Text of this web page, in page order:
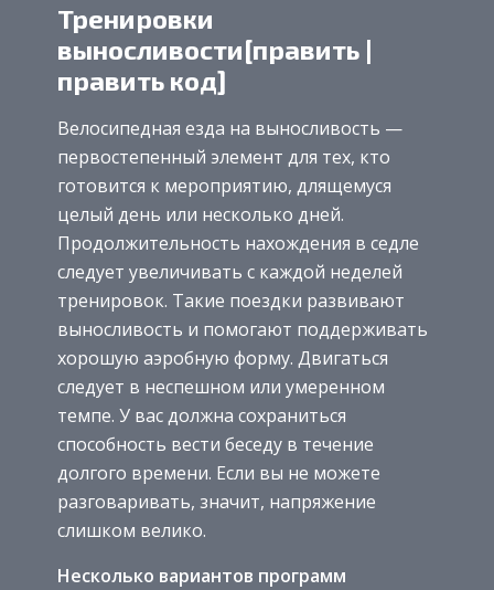
Тренировки
выносливости[править |
править код]
Велосипедная езда на выносливость —
первостепенный элемент для тех, кто
готовится к мероприятию, длящемуся
целый день или несколько дней.
Продолжительность нахождения в седле
следует увеличивать с каждой неделей
тренировок. Такие поездки развивают
выносливость и помогают поддерживать
хорошую аэробную форму. Двигаться
следует в неспешном или умеренном
темпе. У вас должна сохраниться
способность вести беседу в течение
долгого времени. Если вы не можете
разговаривать, значит, напряжение
слишком велико.
Несколько вариантов программ